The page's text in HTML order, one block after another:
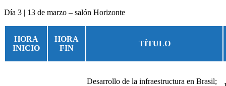
Día 3 | 13 de marzo – salón Horizonte
HORA
INICIO
HORA
FIN
TÍTULO
Desarrollo de la infraestructura en Brasil;